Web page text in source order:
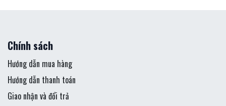
Chính sách
Hướng dẫn mua hàng
Hướng dẫn thanh toán
Giao nhận và đổi trả